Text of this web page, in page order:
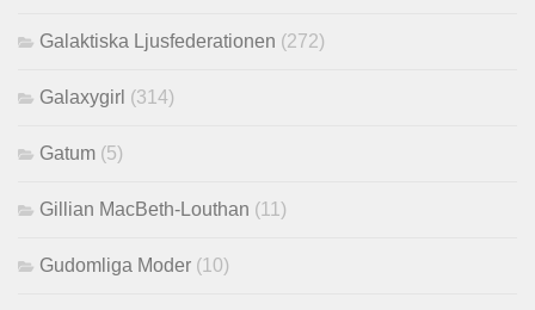
Galaktiska Ljusfederationen (272)
Galaxygirl (314)
Gatum (5)
Gillian MacBeth-Louthan (11)
Gudomliga Moder (10)